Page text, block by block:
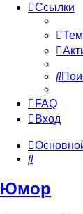
Ссылки
FAQ
Вход
Поиск
Юмор